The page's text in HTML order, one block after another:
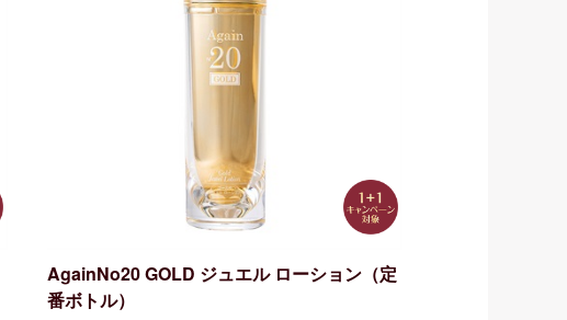
AgainNo20 GOLD ジュエル ローション（定
番ボトル）